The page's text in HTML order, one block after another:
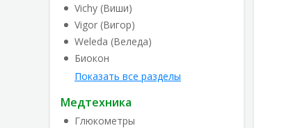
Vichy (Виши)
Vigor (Вигор)
Weleda (Веледа)
Биокон
Показать все разделы
Медтехника
Глюкометры